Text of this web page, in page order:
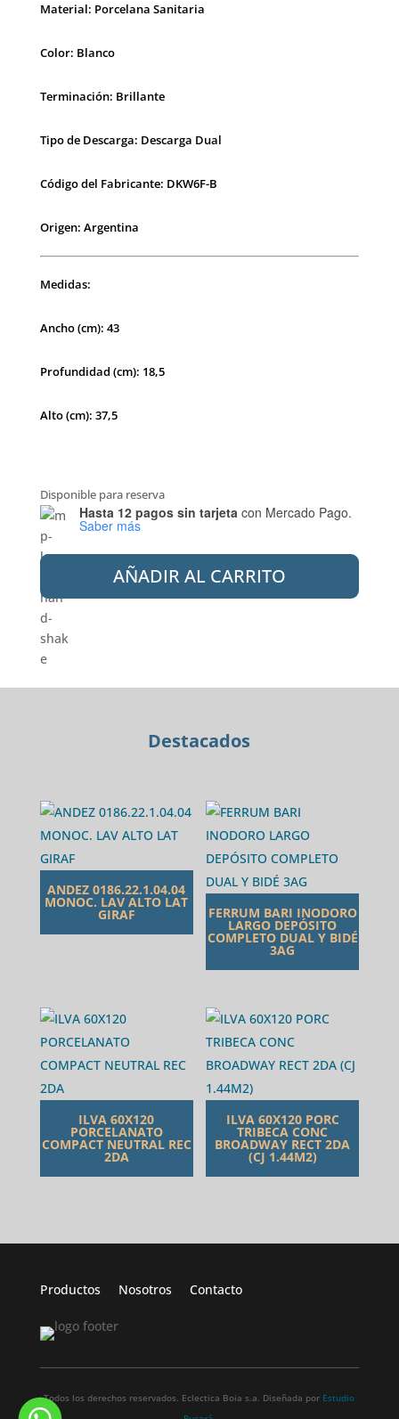
Material: Porcelana Sanitaria
Color: Blanco
Terminación: Brillante
Tipo de Descarga: Descarga Dual
Código del Fabricante: DKW6F-B
Origen: Argentina
Medidas:
Ancho (cm): 43
Profundidad (cm): 18,5
Alto (cm): 37,5
Disponible para reserva
Hasta 12 pagos sin tarjetacon Mercado Pago.
Saber más
FERRUM
DEPOSITO
COMPLETO
BCO.DUAL
DKW6F
AÑADIR AL CARRITO
Destacados
ANDEZ 0186.22.1.04.04
MONOC. LAV ALTO LAT
GIRAF FERRUM BARI INODORO
LARGO DEPÓSITO
COMPLETO DUAL Y BIDÉ
3AG
ILVA 60X120
PORCELANATO
COMPACT NEUTRAL REC
2DA
ILVA 60X120 PORC
TRIBECA CONC
BROADWAY RECT 2DA
(CJ 1.44M2)
Productos Nosotros Contacto
Todos los derechos reservados. Eclectica Boia s.a. Diseñada por Estudio